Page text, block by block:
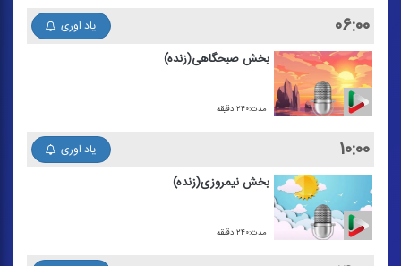
۰۶:۰۰ یاد اوری
بخش صبحگاهی(زنده)
مدت:۲۴۰ دقیقه
۱۰:۰۰ یاد اوری
بخش نیمروزی(زنده)
مدت:۲۴۰ دقیقه